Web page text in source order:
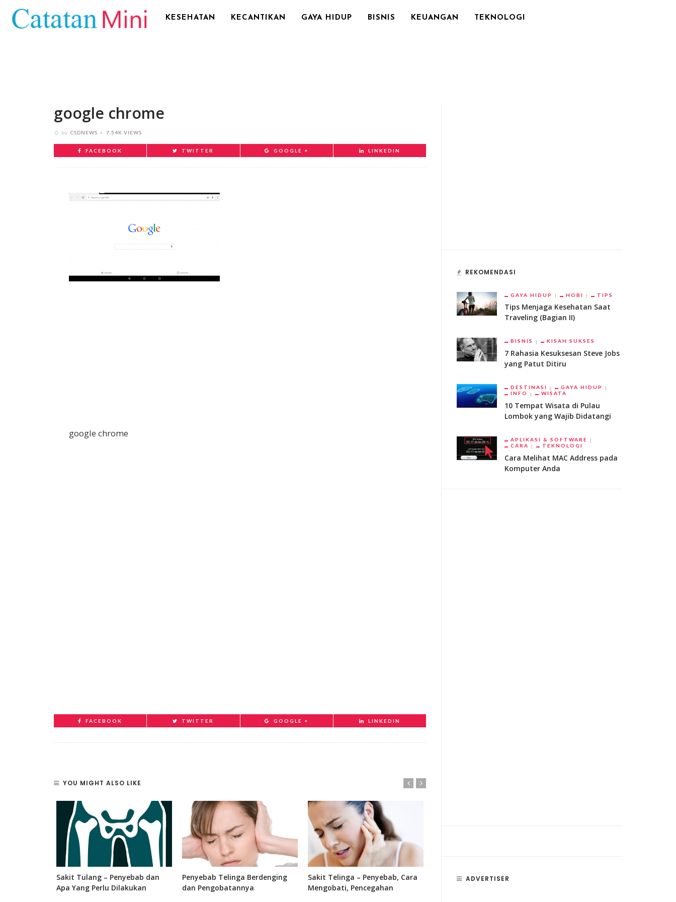
KESEHATAN KECANTIKAN GAYA HIDUP BISNIS KEUANGAN TEKNOLOGI
google chrome
by CSDNEWS 7.54K VIEWS
FACEBOOK TWITTER GOOGLE + LINKEDIN
google chrome
FACEBOOK TWITTER GOOGLE + LINKEDIN
YOU MIGHT ALSO LIKE
Sakit Tulang – Penyebab dan
Apa Yang Perlu Dilakukan
Penyebab Telinga Berdenging
dan Pengobatannya
Sakit Telinga – Penyebab, Cara
Mengobati, Pencegahan
Fungsi, Penyakit, dan Bagian –
REKOMENDASI
GAYA HIDUP HOBI TIPS
Tips Menjaga Kesehatan Saat
Traveling (Bagian II)
BISNIS KISAH SUKSES
7 Rahasia Kesuksesan Steve Jobs
yang Patut Ditiru
DESTINASI
GAYA HIDUP
INFO
WISATA
10 Tempat Wisata di Pulau
Lombok yang Wajib Didatangi
APLIKASI & SOFTWARE
CARA
TEKNOLOGI
Cara Melihat MAC Address pada
Komputer Anda
ADVERTISER